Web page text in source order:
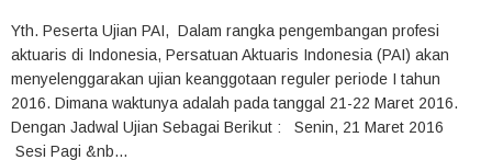
Yth. Peserta Ujian PAI, Dalam rangka pengembangan profesi
aktuaris di Indonesia, Persatuan Aktuaris Indonesia (PAI) akan
menyelenggarakan ujian keanggotaan reguler periode I tahun
2016. Dimana waktunya adalah pada tanggal 21-22 Maret 2016.
Dengan Jadwal Ujian Sebagai Berikut : Senin, 21 Maret 2016
Sesi Pagi &nb...